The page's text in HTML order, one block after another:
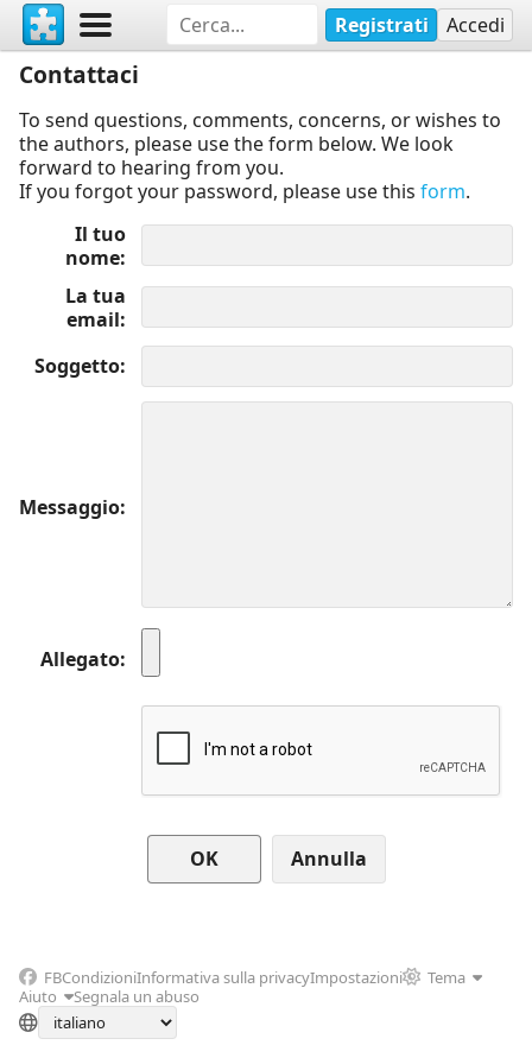
Registrati Accedi
Contattaci
To send questions, comments, concerns, or wishes to
the authors, please use the form below. We look
forward to hearing from you.
If you forgot your password, please use this form.
Il tuo
nome
La tua
email
Soggetto
Messaggio
Allegato
Annulla
FBCondizioniInformativa sulla privacyImpostazioni
Tema
Aiuto
Segnala un abuso